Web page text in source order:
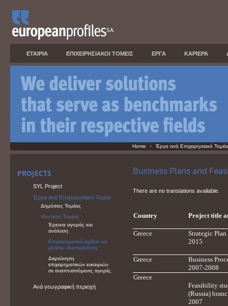
ΕΤΑΙΡΙΑ ΕΠΙΧΕΙΡΗΣΙΑΚΟΙ ΤΟΜΕΙΣ ΕΡΓΑ ΚΑΡΙΕΡΑ
Home Έργα ανά Επιχειρησιακό Τομέα
Business Plans and
There are no translations available.
Country Project title
Greece
Strategic
2015
Greece
Business
2007-2008
Greece
Feasibility
(Russia)
2007
PROJECTS
SYL Project
Έργα ανά Επιχειρησιακό Τομέα
Δημόσιος Τομέας
Ιδιωτικός Τομέας
Έρευνα αγοράς και
ανάλυση
Επιχειρηματικά σχέδια και
μελέτες σκοπιμότητας
Διερεύνηση
επιχειρηματικών ευκαιριών
σε αναπτυσσόμενες αγορές
Ανά γεωγραφική περιοχή